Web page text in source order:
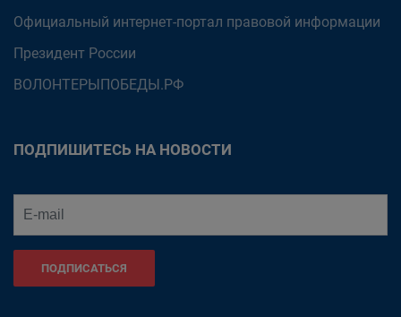
Официальный интернет-портал правовой информации
Президент России
ВОЛОНТЕРЫПОБЕДЫ.РФ
ПОДПИШИТЕСЬ НА НОВОСТИ
ПОДПИСАТЬСЯ